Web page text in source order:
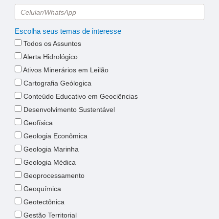
Escolha seus temas de interesse
Todos os Assuntos
Alerta Hidrológico
Ativos Minerários em Leilão
Cartografia Geólogica
Conteúdo Educativo em Geociências
Desenvolvimento Sustentável
Geofísica
Geologia Econômica
Geologia Marinha
Geologia Médica
Geoprocessamento
Geoquímica
Geotectônica
Gestão Territorial